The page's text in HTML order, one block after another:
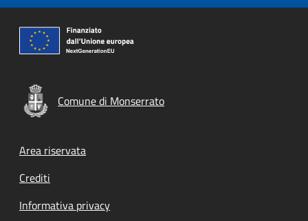
Comune di Monserrato
Footer menu
Area riservata
Crediti
Informativa privacy